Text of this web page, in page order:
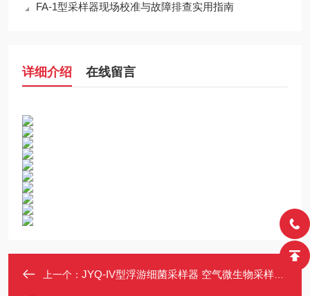
FA-1型采样器现场校准与故障排查实用指南
详细介绍 在线留言
上一个： JYQ-IV型浮游细菌采样器 空气微生物采样仪 高效多孔吸入式 支持编程